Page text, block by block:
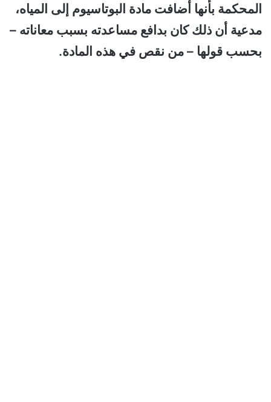
المحكمة بأنها أضافت مادة البوتاسيوم إلى المياه،
مدعية أن ذلك كان بدافع مساعدته بسبب معاناته –
بحسب قولها – من نقص في هذه المادة.